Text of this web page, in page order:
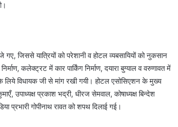
गए, जिससे यात्रियों को परेशानी व होटल व्यबसायियों को नुकसान
कलेक्ट्रट में कार पार्किंग निर्माण, दयारा बुग्याल व वरुणावत में
विधायक जी से मांग रखी गयी। होटल एसोसिएशन के मुख्य
उपाध्यक्ष प्रकाश भद्री, धीरज सेमवाल, कोषाध्यक्ष बिन्देश
प्रभारी गोपीनाथ रावत को शपथ दिलाई गई।